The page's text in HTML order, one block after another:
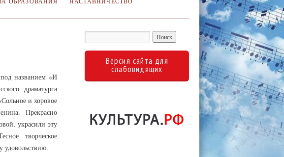
названием «И
драматурга
и хоровое
Прекрасно
украсили эту
творческое
удовольствию.
Версия сайта для
слабовидящих